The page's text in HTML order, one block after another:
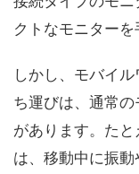
クトなモニターを
しかし、モバイ
ち運びは、通常
があります。た
は、移動中に振